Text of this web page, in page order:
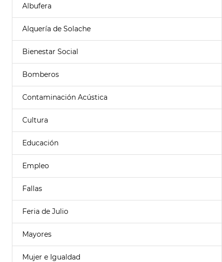
Albufera
Alquería de Solache
Bienestar Social
Bomberos
Contaminación Acústica
Cultura
Educación
Empleo
Fallas
Feria de Julio
Mayores
Mujer e Igualdad